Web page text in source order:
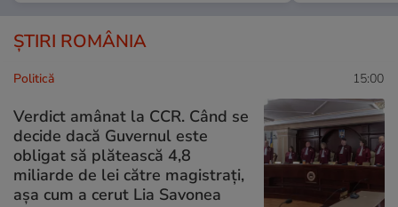
ȘTIRI ROMÂNIA
Politică 15:00
Verdict amânat la CCR. Când se
decide dacă Guvernul este
obligat să plătească 4,8
miliarde de lei către magistrați,
așa cum a cerut Lia Savonea